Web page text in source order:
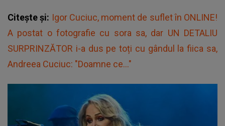
Citește și: Igor Cuciuc, moment de suflet în ONLINE!
A postat o fotografie cu sora sa, dar UN DETALIU
SURPRINZĂTOR i-a dus pe toți cu gândul la fiica sa,
Andreea Cuciuc: "Doamne ce..."